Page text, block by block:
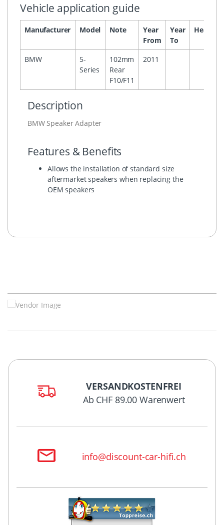
Vehicle application guide
Manufacturer Model Note
Year
From
Year
To
BMW
5-
Series
102mm
Rear
F10/F11
2011
Description
BMW Speaker Adapter
Features & Benefits
Allows the installation of standard size
aftermarket speakers when replacing the
OEM speakers
VERSANDKOSTENFREI
Ab CHF 89.00 Warenwert
info@discount-car-hifi.ch